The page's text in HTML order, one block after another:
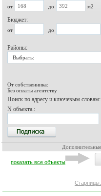
от до м2
Бюджет:
от до
Районы:
Выбрать:
От собственника:
Без оплаты агентству
Поиск по адресу и ключевым словам:
N объекта.:
показать все объекты
Старницы: